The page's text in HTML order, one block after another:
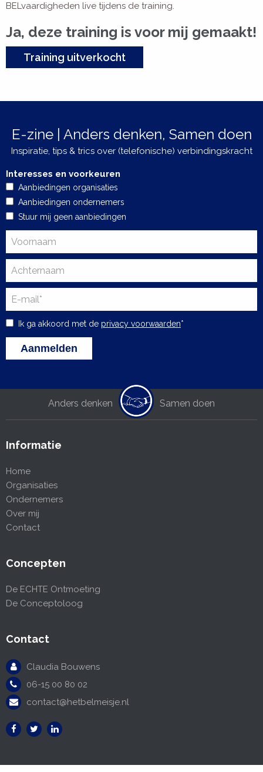
BELvaardigheden live tijdens de training.
Ja, deze training is voor mij gemaakt!
Training uitverkocht
E-zine | Anders denken, Samen doen
Inspiratie, tips & trics over (telefonische) verbindingskracht
Interesses en voorkeuren
Aanbiedingen organisaties
Aanbiedingen ondernemers
Stuur mij geen aanbiedingen
Ik ga akkoord met de privacy voorwaarden*
Anders denken Samen doen
Informatie
Home
Organisaties
Ondernemers
Over mij
Contact
Concepten
De ECHTE Ontmoeting
De Conceptoloog
Contact
Claudia Bouwens
06-15 00 80 02
contact@hetbelmeisje.nl